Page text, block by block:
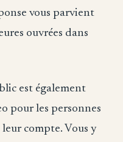
vous parvient
ouvrées dans
est également
pour les personnes
compte. Vous y